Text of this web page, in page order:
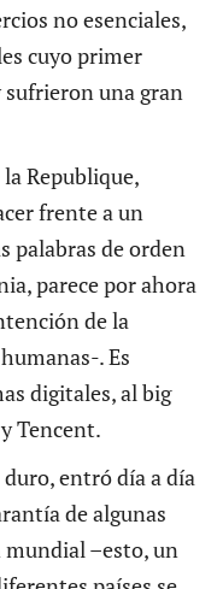
no esenciales,
cuyo primer
una gran
Republique,
frente a un
palabras de orden
parece por ahora
de la
. Es
digitales, al big
Tencent.
entró día a día
de algunas
mundial –esto, un